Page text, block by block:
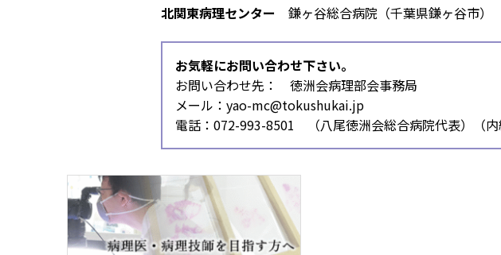
北関東病理センター
鎌ヶ谷総合病院（千葉県鎌ヶ谷市）
お気軽にお問い合わせ下さい。
お問い合わせ先： 徳洲会病理部会事務局
メール：yao-mc@tokushukai.jp
電話：072-993-8501 （八尾徳洲会総合病院代表）（内